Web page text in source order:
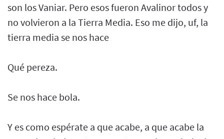
son los Vaniar. Pero esos fueron Avalinor todos y
no volvieron a la Tierra Media. Eso me dijo, uf, la
tierra media se nos hace
Qué pereza.
Se nos hace bola.
Y es como espérate a que acabe, a que acabe la